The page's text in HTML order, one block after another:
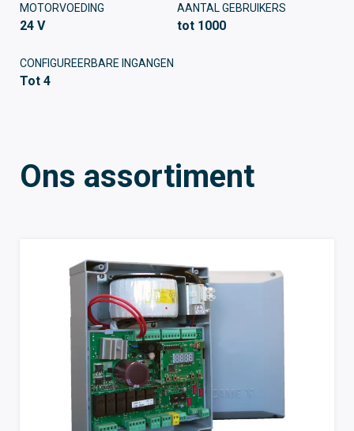
MOTORVOEDING
24 V
AANTAL GEBRUIKERS
tot 1000
CONFIGUREERBARE INGANGEN
Tot 4
Ons assortiment